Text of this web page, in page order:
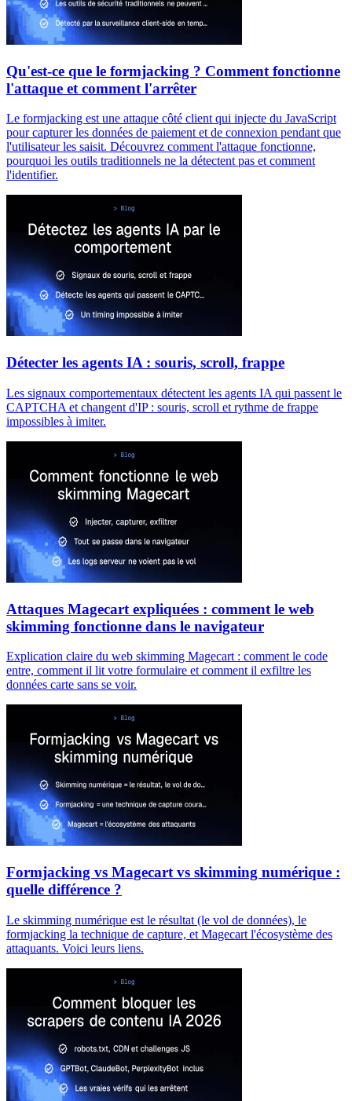
Qu'est-ce que le formjacking ? Comment fonctionne
l'attaque et comment l'arrêter
Le formjacking est une attaque côté client qui injecte du JavaScript
pour capturer les données de paiement et de connexion pendant que
l'utilisateur les saisit. Découvrez comment l'attaque fonctionne,
pourquoi les outils traditionnels ne la détectent pas et comment
l'identifier.
Détecter les agents IA : souris, scroll, frappe
Les signaux comportementaux détectent les agents IA qui passent le
CAPTCHA et changent d'IP : souris, scroll et rythme de frappe
impossibles à imiter.
Attaques Magecart expliquées : comment le web
skimming fonctionne dans le navigateur
Explication claire du web skimming Magecart : comment le code
entre, comment il lit votre formulaire et comment il exfiltre les
données carte sans se voir.
Formjacking vs Magecart vs skimming numérique :
quelle différence ?
Le skimming numérique est le résultat (le vol de données), le
formjacking la technique de capture, et Magecart l'écosystème des
attaquants. Voici leurs liens.